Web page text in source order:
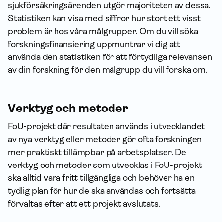
o
l
a
g
sjuk­försäkrings­ärenden utgör majoriteten av dessa.
Statistiken kan visa med siffror hur stort ett visst
problem är hos våra målgrupper. Om du vill söka
forskningsfinansiering uppmuntrar vi dig att
använda den statistiken för att förtydliga relevansen
av din forskning för den målgrupp du vill forska om.
Verktyg och metoder
FoU-projekt där resultaten används i utvecklandet
av nya verktyg eller metoder gör ofta forskningen
mer praktiskt tillämpbar på arbetsplatser. De
verktyg och metoder som utvecklas i FoU-projekt
ska alltid vara fritt tillgängliga och behöver ha en
tydlig plan för hur de ska användas och fortsätta
förvaltas efter att ett projekt avslutats.